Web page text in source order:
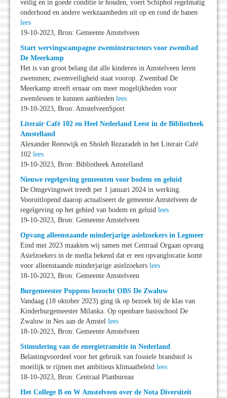
veilig en in goede conditie te houden, voert Schiphol regelmatig
onderhoud en andere werkzaamheden uit op en rond de banen
lees
19-10-2023, Bron: Gemeente Amstelveen
Start wervingscampagne zweminstructeurs voor zwembad
De Meerkamp
Het is van groot belang dat alle kinderen in Amstelveen leren
zwemmen; zwemveiligheid staat voorop. Zwembad De
Meerkamp streeft ernaar om meer mogelijkheden voor
zwemlessen te kunnen aanbieden lees
19-10-2023, Bron: AmstelveenSport
Literair Café 102 en Heel Nederland Leest in de Bibliotheek
Amstelland
Alexander Reeuwijk en Sholeh Rezazadeh in het Literair Café
102 lees
19-10-2023, Bron: Bibliotheek Amstelland
Nieuwe regelgeving gemeenten voor bodem en geluid
De Omgevingswet treedt per 1 januari 2024 in werking.
Vooruitlopend daarop actualiseert de gemeente Amstelveen de
regelgeving op het gebied van bodem en geluid lees
19-10-2023, Bron: Gemeente Amstelveen
Opvang alleenstaande minderjarige asielzoekers in Legmeer
Eind mei 2023 maakten wij samen met Centraal Orgaan opvang
Asielzoekers in de media bekend dat er een opvanglocatie komt
voor alleenstaande minderjarige asielzoekers lees
18-10-2023, Bron: Gemeente Amstelveen
Burgemeester Poppens bezocht OBS De Zwaluw
Vandaag (18 oktober 2023) ging ik op bezoek bij de klas van
Kinderburgemeester Milanka. Op openbare basisschool De
Zwaluw in Nes aan de Amstel lees
18-10-2023, Bron: Gemeente Amstelveen
Stimulering van de energietransitie in Nederland
Belastingvoordeel voor het gebruik van fossiele brandstof is
moeilijk te rijmen met ambitieus klimaatbeleid lees
18-10-2023, Bron: Centraal Planbureau
Het College B en W Amstelveen over de Nota Diversiteit